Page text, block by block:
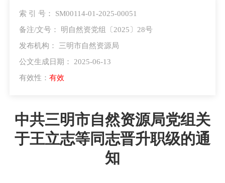
索 引 号： SM00114-01-2025-00051
备注/文号： 明自然资党组〔2025〕28号
发布机构： 三明市自然资源局
公文生成日期： 2025-06-13
有效性： 有效
中共三明市自然资源局党组关
于王立志等同志晋升职级的通
知